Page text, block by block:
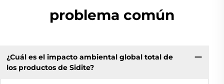
problema común
¿Cuál es el impacto ambiental global total de
los productos de Sidite?